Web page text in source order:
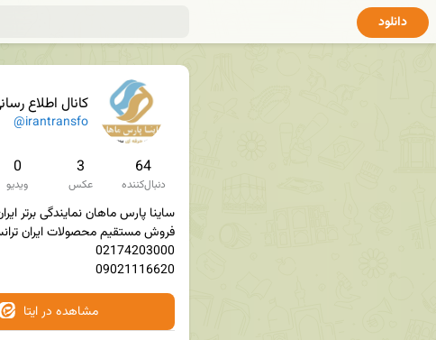
کانال اطلاع رسانی ایران
@irantransfo
64
دنبال‌کننده
3
عکس
0
ویدیو
09021116620
مشاهده در ایتا
دانلود